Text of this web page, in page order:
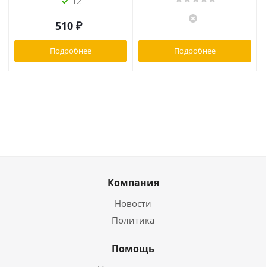
510 ₽
Подробнее Подробнее
Компания
Новости
Политика
Помощь